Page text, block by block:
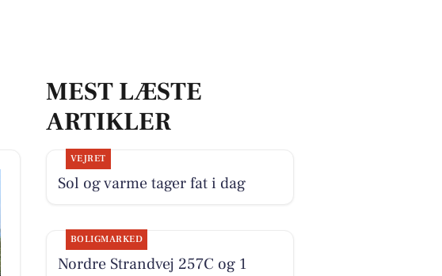
MEST LÆSTE
ARTIKLER
VEJRET
Sol og varme tager fat i dag
BOLIGMARKED
Nordre Strandvej 257C og 1